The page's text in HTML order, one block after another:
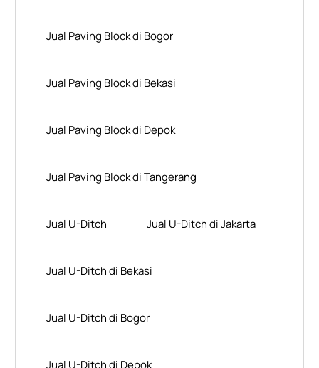
Jual Paving Block di Bogor
Jual Paving Block di Bekasi
Jual Paving Block di Depok
Jual Paving Block di Tangerang
Jual U-Ditch Jual U-Ditch di Jakarta
Jual U-Ditch di Bekasi
Jual U-Ditch di Bogor
Jual U-Ditch di Depok